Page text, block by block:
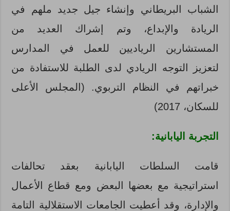
الشباب البريطاني وإنشاء جيل جديد ملهم في
الريادة والإبداع، وتم إشراك العديد من
المستشارين الرياديين للعمل في المدارس
لتعزيز التوجه الريادي لدى الطلبة للاستفادة من
خبراتهم في النظام التربوي. (المجلس الأعلى
للسكان، 2017)
التجربة اليابانية:
قامت السلطات اليابانية بعقد تحالفات
استراتيجية مع بعضها البعض ومع قطاع الأعمال
والإدارة، وقد أعطيت الجامعات الاستقلالية التامة